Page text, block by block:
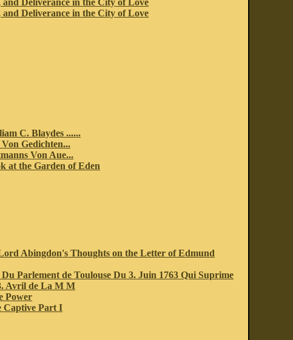
Deliverance in the City of Love
Deliverance in the City of Love
C. Blaydes ......
Gedichten...
Von Aue...
at the Garden of Eden
Abingdon's Thoughts on the Letter of Edmund
Parlement de Toulouse Du 3. Juin 1763 Qui Suprime
Avril de La M M
Power
Captive Part I